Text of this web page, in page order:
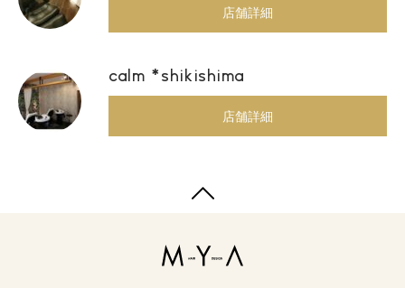
店舗詳細
calm *shikishima
店舗詳細